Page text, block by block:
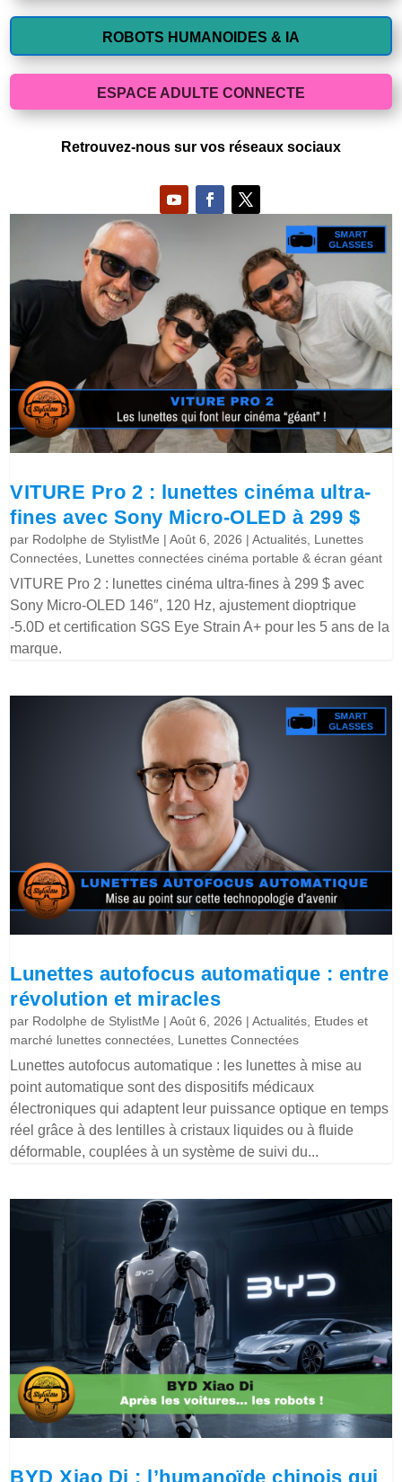
ROBOTS HUMANOIDES & IA
ESPACE ADULTE CONNECTE
Retrouvez-nous sur vos réseaux sociaux
VITURE Pro 2 : lunettes cinéma ultra-
fines avec Sony Micro-OLED à 299 $
par Rodolphe de StylistMe |Août 6, 2026 |Actualités Lunettes
Connectées Lunettes connectées cinéma portable & écran géant
VITURE Pro 2 : lunettes cinéma ultra-fines à 299 $ avec
Sony Micro-OLED 146″, 120 Hz, ajustement dioptrique
-5.0D et certification SGS Eye Strain A+ pour les 5 ans de la
marque.
Lunettes autofocus automatique : entre
révolution et miracles
par Rodolphe de StylistMe |Août 6, 2026 |Actualités Etudes et
marché lunettes connectées Lunettes Connectées
Lunettes autofocus automatique : les lunettes à mise au
point automatique sont des dispositifs médicaux
électroniques qui adaptent leur puissance optique en temps
réel grâce à des lentilles à cristaux liquides ou à fluide
déformable, couplées à un système de suivi du...
BYD Xiao Di : l’humanoïde chinois qui